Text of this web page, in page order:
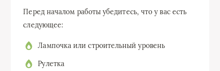
Перед началом работы убедитесь, что у вас есть
следующее:
Лампочка или строительный уровень
Рулетка